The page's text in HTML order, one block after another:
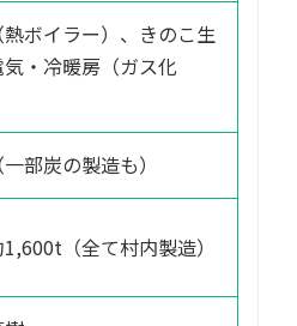
ボイラー）、きのこ生
・冷暖房（ガス化
部炭の製造も）
（全て村内製造）